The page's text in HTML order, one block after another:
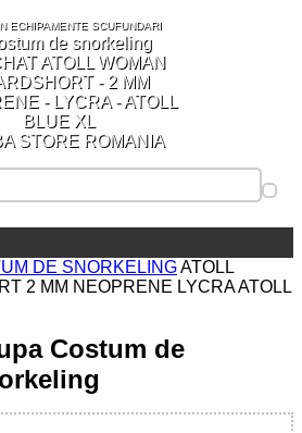
ECHIPAMENTE SCUFUNDARI
STORE ROMANIA
DE SNORKELINGATOLL
2 MM NEOPRENE LYCRA ATOLL
Costum de